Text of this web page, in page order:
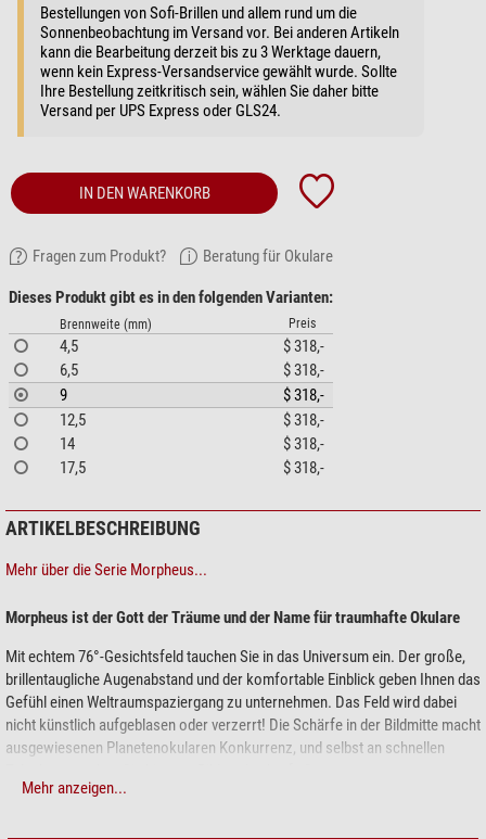
Bestellungen von Sofi-Brillen und allem rund um die
Sonnenbeobachtung im Versand vor. Bei anderen Artikeln
kann die Bearbeitung derzeit bis zu 3 Werktage dauern,
wenn kein Express-Versandservice gewählt wurde. Sollte
Ihre Bestellung zeitkritisch sein, wählen Sie daher bitte
Versand per UPS Express oder GLS24.
IN DEN WARENKORB
Fragen zum Produkt? Beratung für Okulare
Dieses Produkt gibt es in den folgenden Varianten:
Brennweite (mm) Preis
4,5
$ 318,-
6,5
$ 318,-
9
$ 318,-
12,5
$ 318,-
14
$ 318,-
17,5
$ 318,-
ARTIKELBESCHREIBUNG
Mehr über die Serie Morpheus...
Morpheus ist der Gott der Träume und der Name für traumhafte Okulare
Mit echtem 76°-Gesichtsfeld tauchen Sie in das Universum ein. Der große,
brillentaugliche Augenabstand und der komfortable Einblick geben Ihnen das
Gefühl einen Weltraumspaziergang zu unternehmen. Das Feld wird dabei
nicht künstlich aufgeblasen oder verzerrt! Die Schärfe in der Bildmitte macht
ausgewiesenen Planetenokularen Konkurrenz, und selbst an schnellen
Mehr anzeigen...